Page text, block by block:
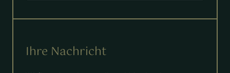
Ihre Nachricht